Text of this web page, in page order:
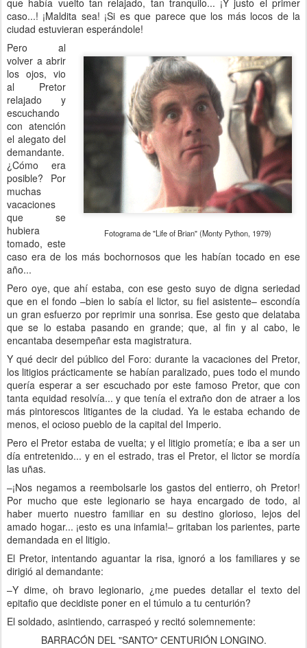
que había vuelto tan relajado, tan tranquilo... ¡Y justo el primer
caso...! ¡Maldita sea! ¡Si es que parece que los más locos de la
ciudad estuvieran esperándole!
Fotograma de "Life of Brian" (Monty Python, 1979)
Pero al
volver a abrir
los ojos, vio
al Pretor
relajado y
escuchando
con atención
el alegato del
demandante.
¿Cómo era
posible? Por
muchas
vacaciones
que se
hubiera
tomado, este
caso era de los más bochornosos que les habían tocado en ese
año...
Pero oye, que ahí estaba, con ese gesto suyo de digna seriedad
que en el fondo –bien lo sabía el lictor, su fiel asistente– escondía
un gran esfuerzo por reprimir una sonrisa. Ese gesto que delataba
que se lo estaba pasando en grande; que, al fin y al cabo, le
encantaba desempeñar esta magistratura.
Y qué decir del público del Foro: durante la vacaciones del Pretor,
los litigios prácticamente se habían paralizado, pues todo el mundo
quería esperar a ser escuchado por este famoso Pretor, que con
tanta equidad resolvía... y que tenía el extraño don de atraer a los
más pintorescos litigantes de la ciudad. Ya le estaba echando de
menos, el ocioso pueblo de la capital del Imperio.
Pero el Pretor estaba de vuelta; y el litigio prometía; e iba a ser un
día entretenido... y en el estrado, tras el Pretor, el lictor se mordía
las uñas.
–¡Nos negamos a reembolsarle los gastos del entierro, oh Pretor!
Por mucho que este legionario se haya encargado de todo, al
haber muerto nuestro familiar en su destino glorioso, lejos del
amado hogar... ¡esto es una infamia!– gritaban los parientes, parte
demandada en el litigio.
El Pretor, intentando aguantar la risa, ignoró a los familiares y se
dirigió al demandante:
–Y dime, oh bravo legionario, ¿me puedes detallar el texto del
epitafio que decidiste poner en el túmulo a tu centurión?
El soldado, asintiendo, carraspeó y recitó solemnemente:
BARRACÓN DEL "SANTO" CENTURIÓN LONGINO.